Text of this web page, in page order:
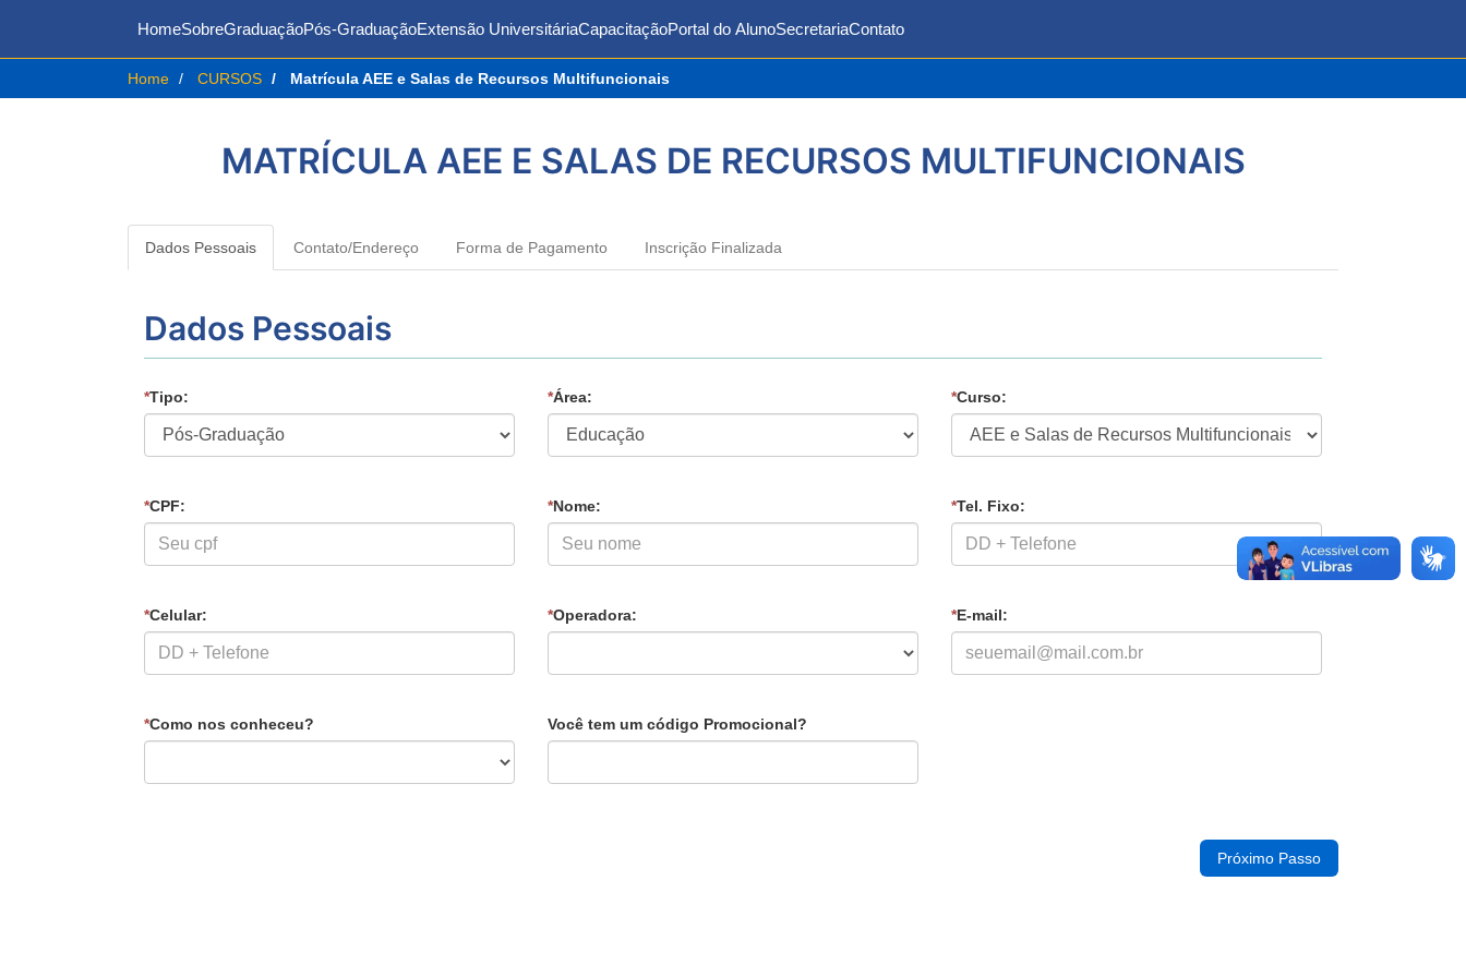
HomeSobreGraduaçãoPós-GraduaçãoExtensão UniversitáriaCapacitaçãoPortal do AlunoSecretariaContato
Home CURSOS Matrícula AEE e Salas de Recursos Multifuncionais
MATRÍCULA AEE E SALAS DE RECURSOS MULTIFUNCIONAIS
Dados Pessoais Contato/Endereço Forma de Pagamento Inscrição Finalizada
Dados Pessoais
*Tipo: *Área: *Curso:
*CPF: *Nome: *Tel. Fixo:
*Celular: *Operadora: *E-mail:
*Como nos conheceu? Você tem um código Promocional?